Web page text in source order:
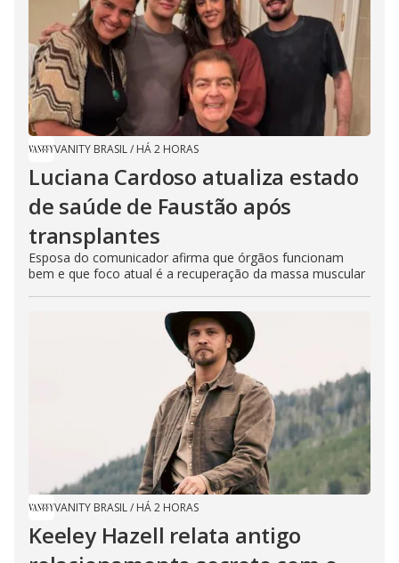
VANITY BRASIL/ HÁ 2 HORAS
Luciana Cardoso atualiza estado
de saúde de Faustão após
transplantes
Esposa do comunicador afirma que órgãos funcionam
bem e que foco atual é a recuperação da massa muscular
VANITY BRASIL/ HÁ 2 HORAS
Keeley Hazell relata antigo